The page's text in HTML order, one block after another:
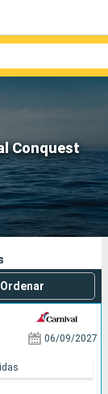
Conquest
Ordenar
06/09/2027